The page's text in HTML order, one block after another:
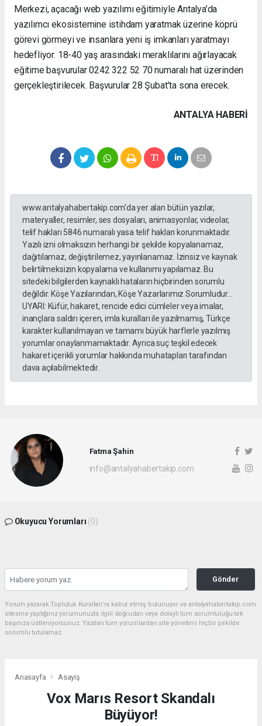
Merkezi, açacağı web yazılımı eğitimiyle Antalya’da
yazılımcı ekosistemine istihdam yaratmak üzerine köprü
görevi görmeyi ve insanlara yeni iş imkanları yaratmayı
hedefliyor. 18-40 yaş arasındaki meraklılarını ağırlayacak
eğitime başvurular 0242 322 52 70 numaralı hat üzerinden
gerçekleştirilecek. Başvurular 28 Şubat’ta sona erecek.
ANTALYA HABERİ
www.antalyahabertakip.com'da yer alan bütün yazılar,
materyaller, resimler, ses dosyaları, animasyonlar, videolar,
telif hakları 5846 numaralı yasa telif hakları korunmaktadır.
Yazılı izni olmaksızın herhangi bir şekilde kopyalanamaz,
dağıtılamaz, değiştirilemez, yayınlanamaz. İzinsiz ve kaynak
belirtilmeksizin kopyalama ve kullanımı yapılamaz. Bu
sitedeki bilgilerden kaynaklı hataların hiçbirinden sorumlu
değildir. Köşe Yazılarından, Köşe Yazarlarımız Sorumludur...
UYARI: Küfür, hakaret, rencide edici cümleler veya imalar,
inançlara saldırı içeren, imla kuralları ile yazılmamış, Türkçe
karakter kullanılmayan ve tamamı büyük harflerle yazılmış
yorumlar onaylanmamaktadır. Ayrıca suç teşkil edecek
hakaret içerikli yorumlar hakkında muhatapları tarafından
dava açılabilmektedir.
Fatma Şahin
info@antalyahabertakip.com
Okuyucu Yorumları (0)
Gönder
Yorum yazarak Topluluk Kuralları’nı kabul etmiş bulunuyor ve antalyahabertakip.com
sitesine yaptığınız yorumunuzla ilgili doğrudan veya dolaylı tüm sorumluluğu tek
başınıza üstleniyorsunuz. Yazılan tüm yorumlardan site yönetimi hiçbir şekilde
sorumlu tutulamaz.
Anasayfa Asayiş
Vox Marıs Resort Skandalı
Büyüyor!